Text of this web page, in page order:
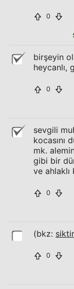
0
birşeyin
heycanlı,
0
sevgili
kocasını
mk.
gibi bir
ve ahlaklı
0
(bkz:
0